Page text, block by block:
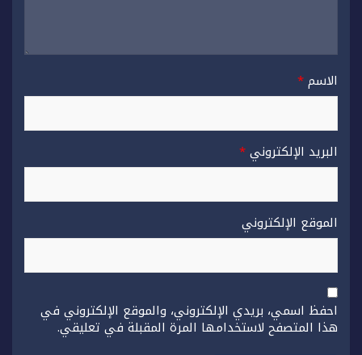
الاسم*
البريد الإلكتروني*
الموقع الإلكتروني
احفظ اسمي، بريدي الإلكتروني، والموقع الإلكتروني في
هذا المتصفح لاستخدامها المرة المقبلة في تعليقي.